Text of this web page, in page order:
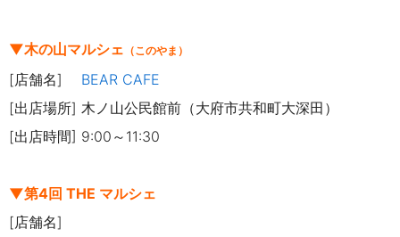
▼木の山マルシェ （このやま）
[店舗名] BEAR CAFE
[出店場所] 木ノ山公民館前（大府市共和町大深田）
[出店時間] 9:00～11:30
▼第4回 THE マルシェ
[店舗名]